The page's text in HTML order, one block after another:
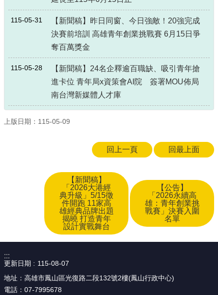
115-05-31
【新聞稿】昨日同窗、今日強敵！20強完成
決賽前培訓 高雄青年創業挑戰賽 6月15日爭
奪百萬獎金
115-05-28
【新聞稿】24名企釋逾百職缺、吸引青年搶
進卡位 青年局x資策會AI院 簽署MOU佈局
南台灣新媒體人才庫
上版日期：115-05-09
回上一頁 回最上面
【新聞稿】
「2026大港經
典升級」5/15徵
件開跑 11家高
雄經典品牌出題
揭曉 打造青年
設計實戰舞台
【公告】
「2026永續高
雄：青年創業挑
戰賽」決賽入圍
名單
:::
更新日期
115-08-07
地址：高雄市鳳山區光復路二段132號2樓(鳳山行政中心)
電話：07-7995678